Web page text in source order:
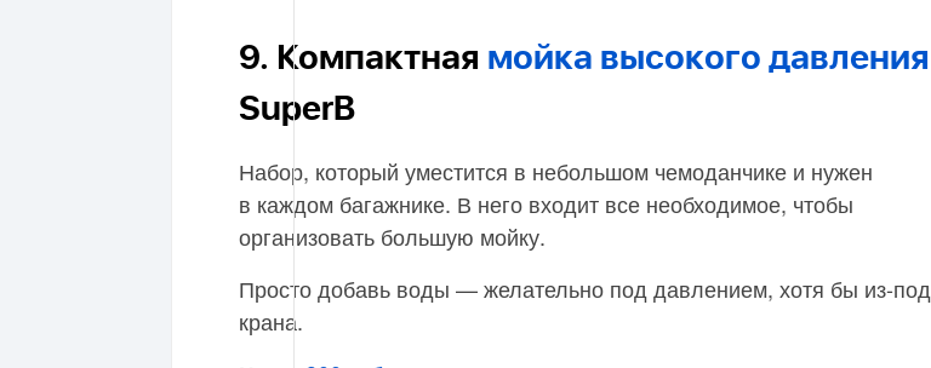
9. Компактная мойка высокого давления
SuperB
Набор, который уместится в небольшом чемоданчике и нужен
в каждом багажнике. В него входит все необходимое, чтобы
организовать большую мойку.
Просто добавь воды — желательно под давлением, хотя бы из-под
крана.